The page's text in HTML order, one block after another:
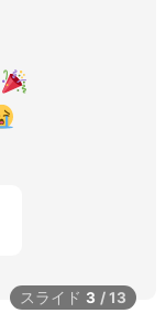
スライド 3 /13